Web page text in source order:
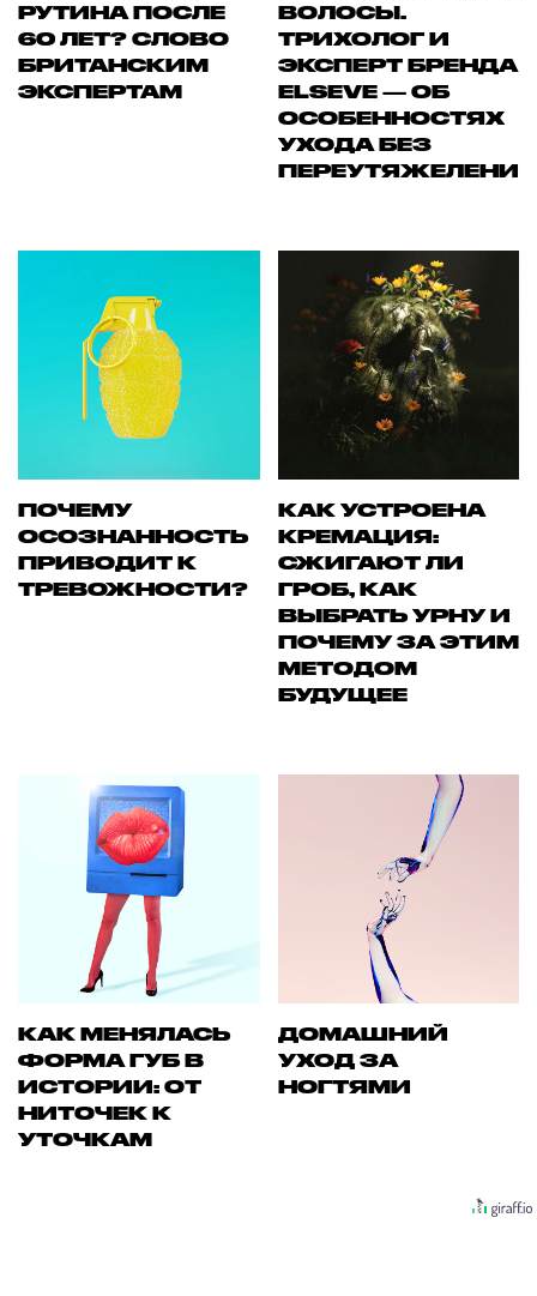
РУТИНА ПОСЛЕ
60 ЛЕТ? СЛОВО
БРИТАНСКИМ
ЭКСПЕРТАМ
ВОЛОСЫ.
ТРИХОЛОГ И
ЭКСПЕРТ БРЕНДА
ELSEVE — ОБ
ОСОБЕННОСТЯХ
УХОДА БЕЗ
ПЕРЕУТЯЖЕЛЕНИЯ
ПОЧЕМУ
ОСОЗНАННОСТЬ
ПРИВОДИТ К
ТРЕВОЖНОСТИ?
КАК УСТРОЕНА
КРЕМАЦИЯ:
СЖИГАЮТ ЛИ
ГРОБ, КАК
ВЫБРАТЬ УРНУ И
ПОЧЕМУ ЗА ЭТИМ
МЕТОДОМ
БУДУЩЕЕ
КАК МЕНЯЛАСЬ
ФОРМА ГУБ В
ИСТОРИИ: ОТ
НИТОЧЕК К
УТОЧКАМ
ДОМАШНИЙ
УХОД ЗА
НОГТЯМИ